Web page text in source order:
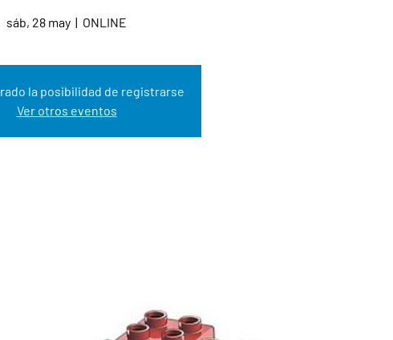
sáb, 28 may
  |
ONLINE
la posibilidad de registrarse
Ver otros eventos